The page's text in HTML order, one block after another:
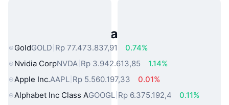
Aset Dunia Nyata Populer
GoldGOLD Rp 77.473.837,91
0.74%
Nvidia CorpNVDA Rp 3.942.613,85
1.14%
Apple Inc.AAPL Rp 5.560.197,33
0.01%
Alphabet Inc Class AGOOGL Rp 6.375.192,4
0.11%